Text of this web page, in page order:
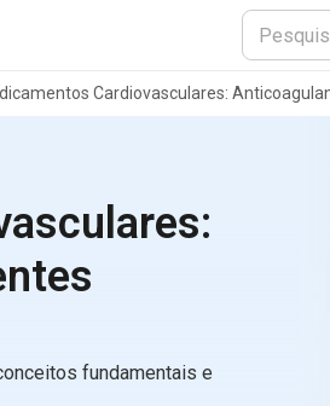
Cardiovasculares:
fundamentais e